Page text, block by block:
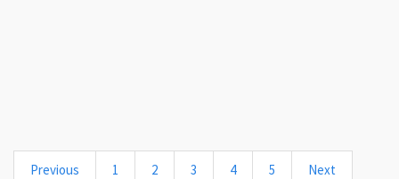
Previous 1 2 3 4 5 Next